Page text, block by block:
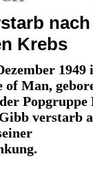
nach
Krebs
1949
of Man,
Popgruppe
verstarb